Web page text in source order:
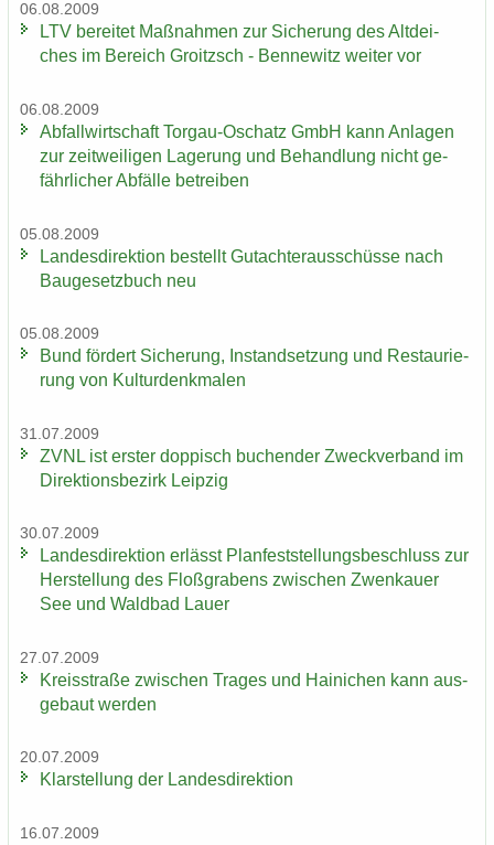
06.08.2009
LTV be­rei­tet Maß­nah­men zur Si­che­rung des Alt­dei­
ches im Be­reich Groitzsch - Ben­ne­witz wei­ter vor
06.08.2009
Ab­fall­wirt­schaft Torgau-​Oschatz GmbH kann An­la­gen
zur zeit­wei­li­gen La­ge­rung und Be­hand­lung nicht ge­
fähr­li­cher Ab­fäl­le be­trei­ben
05.08.2009
Lan­des­di­rek­ti­on be­stellt Gut­ach­ter­aus­schüs­se nach
Bau­ge­setz­buch neu
05.08.2009
Bund för­dert Si­che­rung, In­stand­set­zung und Re­stau­rie­
rung von Kul­tur­denk­ma­len
31.07.2009
ZVNL ist ers­ter dop­pisch bu­chen­der Zweck­ver­band im
Di­rek­ti­ons­be­zirk Leip­zig
30.07.2009
Lan­des­di­rek­ti­on er­lässt Plan­fest­stel­lungs­be­schluss zur
Her­stel­lung des Floß­gra­bens zwi­schen Zwenkau­er
See und Wald­bad Lauer
27.07.2009
Kreis­stra­ße zwi­schen Tra­ges und Hai­ni­chen kann aus­
ge­baut wer­den
20.07.2009
Klar­stel­lung der Lan­des­di­rek­ti­on
16.07.2009